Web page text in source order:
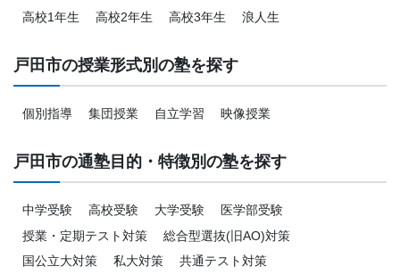
高校1年生
高校2年生 高校3年生 浪人生
戸田市の授業形式別の塾を探す
個別指導 集団授業 自立学習 映像授業
戸田市の通塾目的・特徴別の塾を探す
中学受験 高校受験 大学受験
医学部受験
授業・定期テスト対策
総合型選抜(旧AO)対策
国公立大対策
私大対策
共通テスト対策